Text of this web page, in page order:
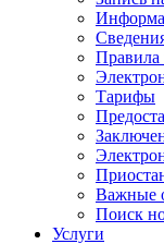
Тарифы
Важные
Поиск
Услуги